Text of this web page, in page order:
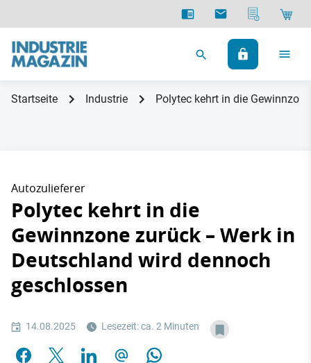
Startseite Industrie Polytec kehrt in die
Autozulieferer
Polytec kehrt in die
Gewinnzone zurück – Werk in
Deutschland wird dennoch
geschlossen
14.08.2025 Lesezeit: ca. 2 Minuten